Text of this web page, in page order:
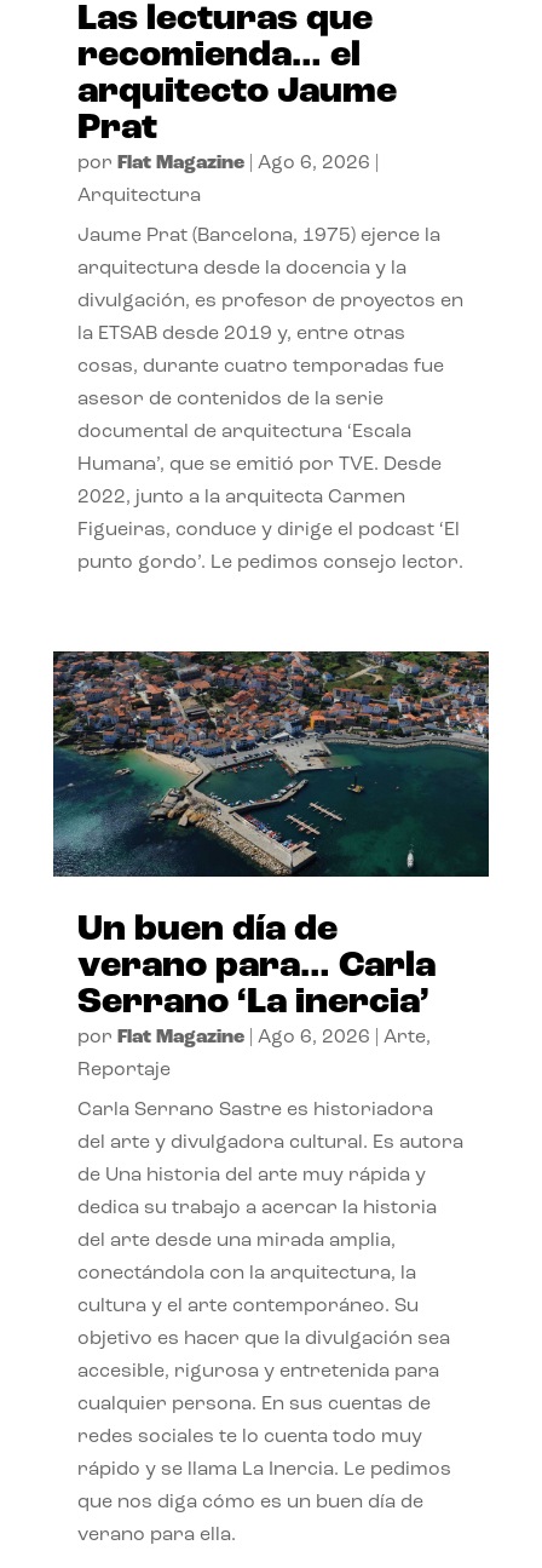
Las lecturas que
recomienda… el
arquitecto Jaume
Prat
por Flat Magazine| Ago 6, 2026
Arquitectura
Jaume Prat (Barcelona, 1975) ejerce la
arquitectura desde la docencia y la
divulgación, es profesor de proyectos en
la ETSAB desde 2019 y, entre otras
cosas, durante cuatro temporadas fue
asesor de contenidos de la serie
documental de arquitectura ‘Escala
Humana’, que se emitió por TVE. Desde
2022, junto a la arquitecta Carmen
Figueiras, conduce y dirige el podcast ‘El
punto gordo’. Le pedimos consejo lector.
Un buen día de
verano para… Carla
Serrano ‘La inercia’
por Flat Magazine| Ago 6, 2026 Arte,
Reportaje
Carla Serrano Sastre es historiadora
del arte y divulgadora cultural. Es autora
de Una historia del arte muy rápida y
dedica su trabajo a acercar la historia
del arte desde una mirada amplia,
conectándola con la arquitectura, la
cultura y el arte contemporáneo. Su
objetivo es hacer que la divulgación sea
accesible, rigurosa y entretenida para
cualquier persona. En sus cuentas de
redes sociales te lo cuenta todo muy
rápido y se llama La Inercia. Le pedimos
que nos diga cómo es un buen día de
verano para ella.